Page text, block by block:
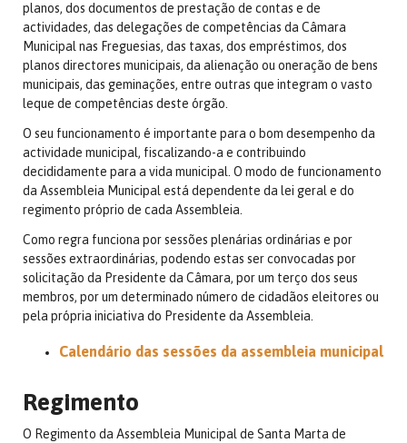
planos, dos documentos de prestação de contas e de
actividades, das delegações de competências da Câmara
Municipal nas Freguesias, das taxas, dos empréstimos, dos
planos directores municipais, da alienação ou oneração de bens
municipais, das geminações, entre outras que integram o vasto
leque de competências deste órgão.
O seu funcionamento é importante para o bom desempenho da
actividade municipal, fiscalizando-a e contribuindo
decididamente para a vida municipal. O modo de funcionamento
da Assembleia Municipal está dependente da lei geral e do
regimento próprio de cada Assembleia.
Como regra funciona por sessões plenárias ordinárias e por
sessões extraordinárias, podendo estas ser convocadas por
solicitação da Presidente da Câmara, por um terço dos seus
membros, por um determinado número de cidadãos eleitores ou
pela própria iniciativa do Presidente da Assembleia.
Calendário das sessões da assembleia municipal
Regimento
O Regimento da Assembleia Municipal de Santa Marta de